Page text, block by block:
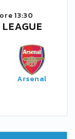
13:30
Arsenal